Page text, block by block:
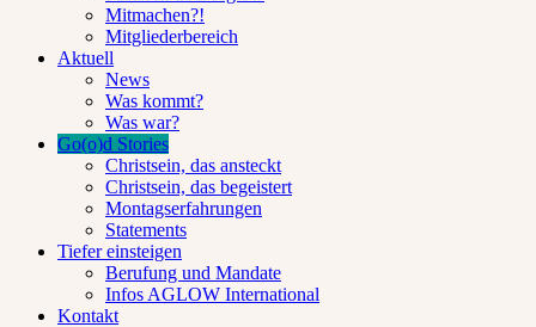
Mitmachen?!
Mitgliederbereich
Aktuell
News
Was kommt?
Was war?
Go(o)d Stories
Christsein, das ansteckt
Christsein, das begeistert
Montagserfahrungen
Statements
Tiefer einsteigen
Berufung und Mandate
Infos AGLOW International
Kontakt